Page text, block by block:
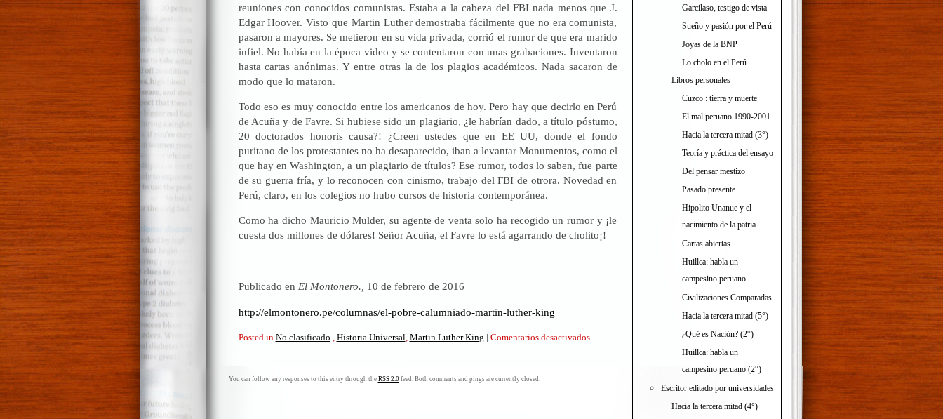
reuniones con conocidos comunistas. Estaba a la cabeza del FBI nada menos que J.
Edgar Hoover. Visto que Martin Luther demostraba fácilmente que no era comunista,
pasaron a mayores. Se metieron en su vida privada, corrió el rumor de que era marido
infiel. No había en la época video y se contentaron con unas grabaciones. Inventaron
hasta cartas anónimas. Y entre otras la de los plagios académicos. Nada sacaron de
modo que lo mataron.
Todo eso es muy conocido entre los americanos de hoy. Pero hay que decirlo en Perú
de Acuña y de Favre. Si hubiese sido un plagiario, ¿le habrían dado, a título póstumo,
20 doctorados honoris causa?! ¿Creen ustedes que en EE UU, donde el fondo
puritano de los protestantes no ha desaparecido, iban a levantar Monumentos, como el
que hay en Washington, a un plagiario de títulos? Ese rumor, todos lo saben, fue parte
de su guerra fría, y lo reconocen con cinismo, trabajo del FBI de otrora. Novedad en
Perú, claro, en los colegios no hubo cursos de historia contemporánea.
Como ha dicho Mauricio Mulder, su agente de venta solo ha recogido un rumor y ¡le
cuesta dos millones de dólares! Señor Acuña, el Favre lo está agarrando de cholito¡!
Publicado en El Montonero., 10 de febrero de 2016
http://elmontonero.pe/columnas/el-pobre-calumniado-martin-luther-king
Posted in No clasificado , Historia Universal, Martin Luther King | Comentarios desactivadosen
You can follow any responses to this entry through the RSS 2.0feed. Both comments and pings are currently closed.
Garcilaso, testigo de vista
Sueño y pasión por el Perú
Joyas de la BNP
Lo cholo en el Perú
Libros personales
Cuzco : tierra y muerte
El mal peruano 1990-2001
Hacia la tercera mitad (3°)
Teoría y práctica del ensayo
Del pensar mestizo
Pasado presente
Hipolito Unanue y el
nacimiento de la patria
Cartas abiertas
Huillca: habla un
campesino peruano
Civilizaciones Comparadas
Hacia la tercera mitad (5°)
¿Qué es Nación? (2°)
Huillca: habla un
campesino peruano (2°)
Escritor editado por universidades
Hacia la tercera mitad (4°)